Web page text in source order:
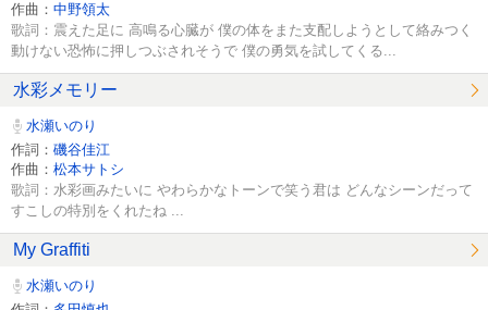
作曲： 中野領太
歌詞：震えた足に 高鳴る心臓が 僕の体をまた支配しようとして絡みつく
動けない恐怖に押しつぶされそうで 僕の勇気を試してくる...
水彩メモリー
水瀬いのり
作詞： 磯谷佳江
作曲： 松本サトシ
歌詞：水彩画みたいに やわらかなトーンで笑う君は どんなシーンだって
すこしの特別をくれたね ...
My Graffiti
水瀬いのり